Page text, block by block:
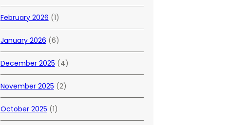
February 2026 (1)
January 2026 (6)
December 2025 (4)
November 2025 (2)
October 2025 (1)